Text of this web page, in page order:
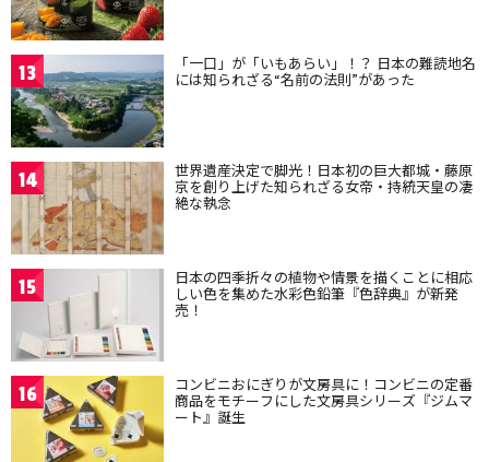
13 「一口」が「いもあらい」！？ 日本の難読地名
には知られざる“名前の法則”があった
14 世界遺産決定で脚光！日本初の巨大都城・藤原
京を創り上げた知られざる女帝・持統天皇の凄
絶な執念
15 日本の四季折々の植物や情景を描くことに相応
しい色を集めた水彩色鉛筆『色辞典』が新発
売！
16 コンビニおにぎりが文房具に！コンビニの定番
商品をモチーフにした文房具シリーズ『ジムマ
ート』誕生